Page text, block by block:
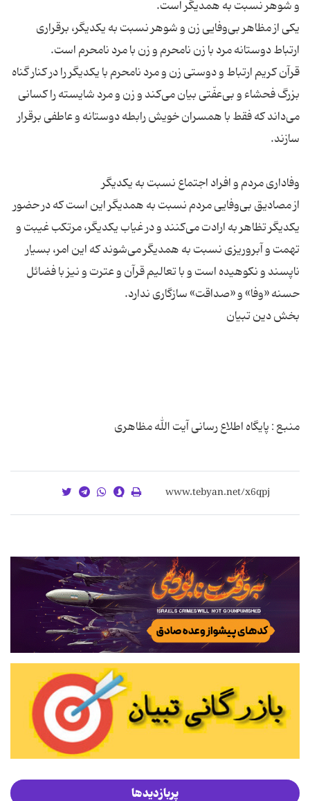
یکی از مظاهر بی‌وفایی زن و شوهر نسبت به یکدیگر، برقراری
قرآن کریم ارتباط و دوستی زن و مرد نامحرم با یکدیگر را در کنار گناه
بزرگ فحشاء و بی‌عفّتی بیان می‌کند و زن و مرد شایسته را کسانی
می‌داند که فقط با همسران خویش رابطه دوستانه و عاطفی برقرار
از مصادیق بی‌وفایی مردم نسبت به همدیگر این است که در حضور
یکدیگر تظاهر به ارادت می‌کنند و در غیاب یکدیگر، مرتکب غیبت و
تهمت و آبروریزی نسبت به همدیگر می‌شوند که این امر، بسیار
ناپسند و نکوهیده است و با تعالیم قرآن و عترت و نیز با فضائل
منبع : پایگاه اطلاع رسانی آیت الله مظاهری
پربازدیدها